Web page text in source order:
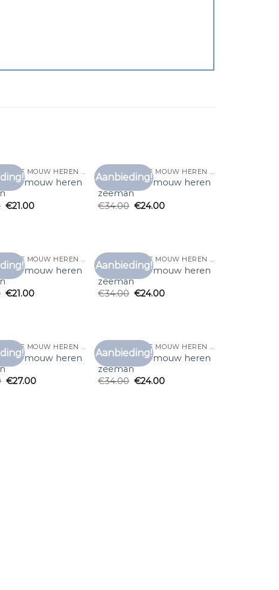
Toevoegen
aan
mouw heren
€21.00
Aanbieding!
Toevoegen
aan
t shirt lange mouw heren
zeeman
€34.00 €24.00
Toevoegen
aan
T SHIRT LANGE MOUW HEREN ZEEMAN
mouw heren
€21.00
Aanbieding!
Toevoegen
aan
T SHIRT LANGE MOUW HEREN ZEEMAN
t shirt lange mouw heren
zeeman
€34.00 €24.00
Toevoegen
aan
T SHIRT LANGE MOUW HEREN ZEEMAN
mouw heren
€27.00
Aanbieding!
Toevoegen
aan
T SHIRT LANGE MOUW HEREN ZEEMAN
t shirt lange mouw heren
zeeman
€34.00 €24.00